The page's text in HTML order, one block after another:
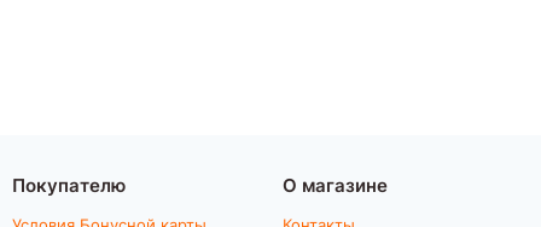
Покупателю О магазине